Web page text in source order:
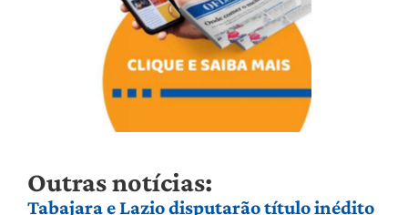
Outras notícias:
Tabajara e Lazio disputarão título inédito